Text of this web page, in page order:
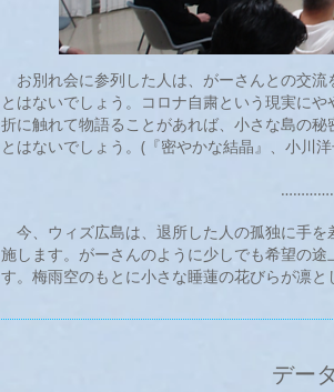
お別れ会に参列した人は、がーさんとの交
とはないでしょう。コロナ自粛という現実に
折に触れて物語ることがあれば、小さな島の
とはないでしょう。(『密やかな結晶』、小川
今、ウィズ広島は、退所した人の孤独に手
施します。がーさんのように少しでも希望の
す。梅雨空のもとに小さな睡蓮の花びらが凛と
デー